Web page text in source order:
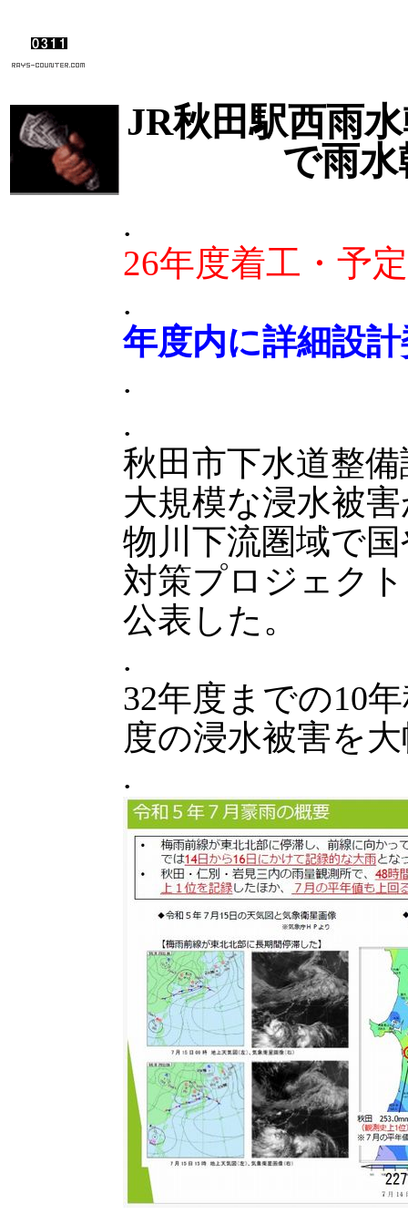
JR秋田駅西雨
で雨
.
26年度着工・予
.
年度内に詳細設
.
.
秋田市下水道整
大規模な浸水被
物川下流圏域で
対策プロジェク
公表した。
.
32年度までの10
度の浸水被害を
.